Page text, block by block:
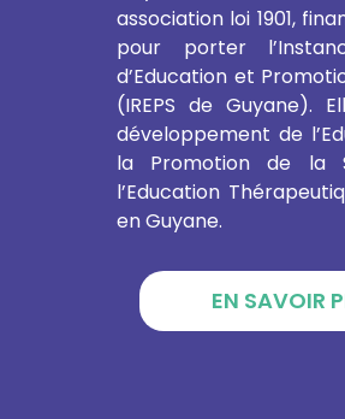
association loi 1901,
pour porter
d’Education et
(IREPS de Guyane).
développement de
la Promotion de la
l’Education
en Guyane.
EN SAVOIR